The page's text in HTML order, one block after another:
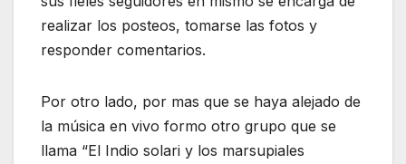
realizar los posteos, tomarse las fotos y
responder comentarios.
Por otro lado, por mas que se haya alejado de
la música en vivo formo otro grupo que se
llama “El Indio solari y los marsupiales